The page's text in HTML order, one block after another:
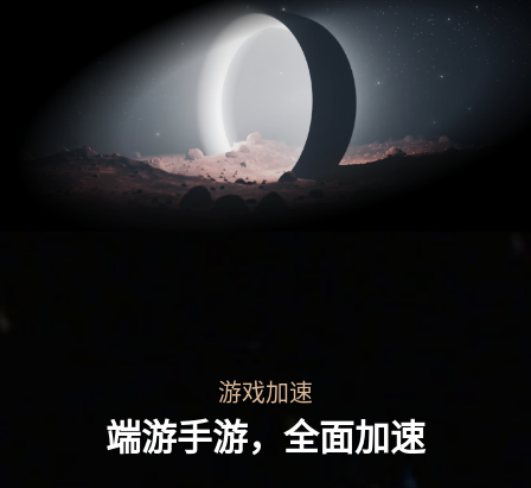
游戏加速
端游手游，全面加速